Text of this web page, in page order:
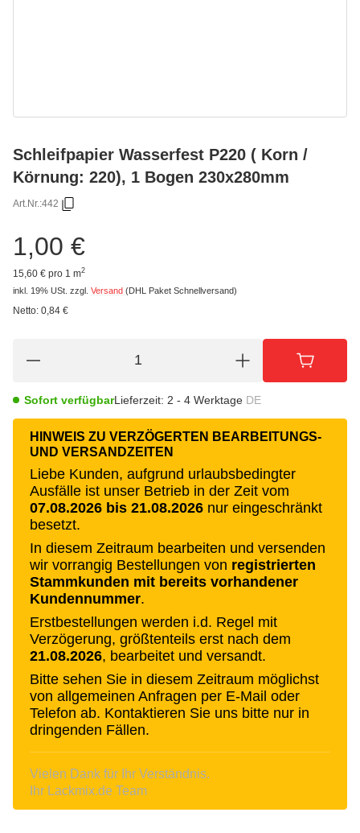
Schleifpapier Wasserfest P220 ( Korn /
Körnung: 220), 1 Bogen 230x280mm
Art.Nr.:442
1,00 €
15,60 € pro 1 m2
inkl. 19% USt. zzgl. Versand (DHL Paket Schnellversand)
Netto: 0,84 €
Sofort verfügbarLieferzeit: 2 - 4 Werktage DE
HINWEIS ZU VERZÖGERTEN BEARBEITUNGS-
UND VERSANDZEITEN
Liebe Kunden, aufgrund urlaubsbedingter
Ausfälle ist unser Betrieb in der Zeit vom
07.08.2026 bis 21.08.2026 nur eingeschränkt
besetzt.
In diesem Zeitraum bearbeiten und versenden
wir vorrangig Bestellungen von registrierten
Stammkunden mit bereits vorhandener
Kundennummer.
Erstbestellungen werden i.d. Regel mit
Verzögerung, größtenteils erst nach dem
21.08.2026, bearbeitet und versandt.
Bitte sehen Sie in diesem Zeitraum möglichst
von allgemeinen Anfragen per E-Mail oder
Telefon ab. Kontaktieren Sie uns bitte nur in
dringenden Fällen.
Vielen Dank für Ihr Verständnis.
Ihr Lackmix.de Team